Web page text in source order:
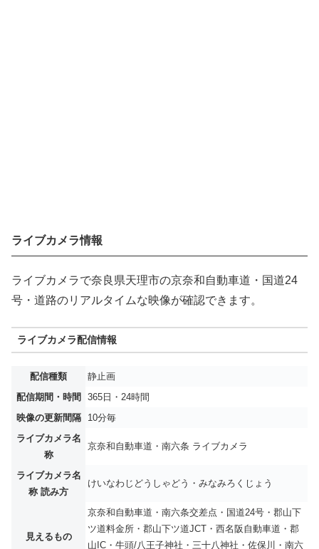
ライブカメラ情報
ライブカメラで奈良県天理市の京奈和自動車道・国道24
号・道路のリアルタイムな映像が確認できます。
ライブカメラ配信情報
配信種類
静止画
配信期間・時間
365日・24時間
映像の更新間隔
10分毎
ライブカメラ名
称
京奈和自動車道・南六条 ライブカメラ
ライブカメラ名
称 読み方
けいなわじどうしゃどう・みなみろくじょう
見えるもの
京奈和自動車道・南六条交差点・国道24号・郡山下
ツ道料金所・郡山下ツ道JCT・西名阪自動車道・郡
山IC・牛頭/八王子神社・三十八神社・佐保川・南六